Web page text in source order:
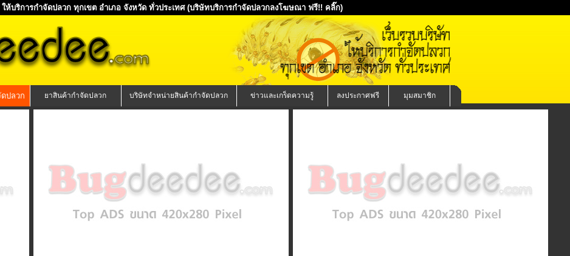
ห้บริการกำจัดปลวก ทุกเขต อำเภอ จังหวัด ทั่วประเทศ (บริษัทบริการกำจัดปลวกลงโฆษณา ฟรี!! คลิ๊ก)
ปลวก ยาสินค้ากำจัดปลวก บริษัทจำหน่ายสินค้ากำจัดปลวก ข่าวและเกร็ดความรู้ ลงประกาศฟรี มุมสมาชิก